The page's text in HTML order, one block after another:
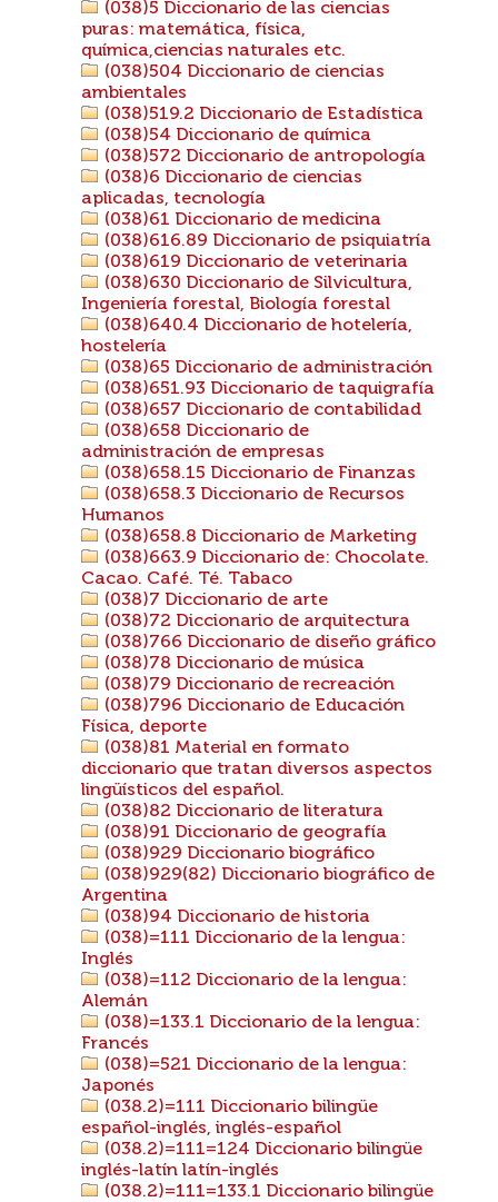
(038)5 Diccionario de las ciencias
puras: matemática, física,
química,ciencias naturales etc.
(038)504 Diccionario de ciencias
ambientales
(038)519.2 Diccionario de Estadística
(038)54 Diccionario de química
(038)572 Diccionario de antropología
(038)6 Diccionario de ciencias
aplicadas, tecnología
(038)61 Diccionario de medicina
(038)616.89 Diccionario de psiquiatría
(038)619 Diccionario de veterinaria
(038)630 Diccionario de Silvicultura,
Ingeniería forestal, Biología forestal
(038)640.4 Diccionario de hotelería,
hostelería
(038)65 Diccionario de administración
(038)651.93 Diccionario de taquigrafía
(038)657 Diccionario de contabilidad
(038)658 Diccionario de
administración de empresas
(038)658.15 Diccionario de Finanzas
(038)658.3 Diccionario de Recursos
Humanos
(038)658.8 Diccionario de Marketing
(038)663.9 Diccionario de: Chocolate.
Cacao. Café. Té. Tabaco
(038)7 Diccionario de arte
(038)72 Diccionario de arquitectura
(038)766 Diccionario de diseño gráfico
(038)78 Diccionario de música
(038)79 Diccionario de recreación
(038)796 Diccionario de Educación
Física, deporte
(038)81 Material en formato
diccionario que tratan diversos aspectos
lingüísticos del español.
(038)82 Diccionario de literatura
(038)91 Diccionario de geografía
(038)929 Diccionario biográfico
(038)929(82) Diccionario biográfico de
Argentina
(038)94 Diccionario de historia
(038)=111 Diccionario de la lengua:
Inglés
(038)=112 Diccionario de la lengua:
Alemán
(038)=133.1 Diccionario de la lengua:
Francés
(038)=521 Diccionario de la lengua:
Japonés
(038.2)=111 Diccionario bilingüe
español-inglés, inglés-español
(038.2)=111=124 Diccionario bilingüe
inglés-latín latín-inglés
(038.2)=111=133.1 Diccionario bilingüe